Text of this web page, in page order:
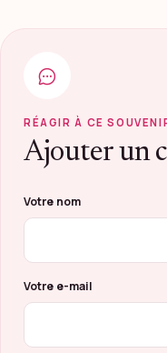
RÉAGIR À CE
Ajouter un
Ne pas remplir ce champ
Votre nom
Votre e-mail